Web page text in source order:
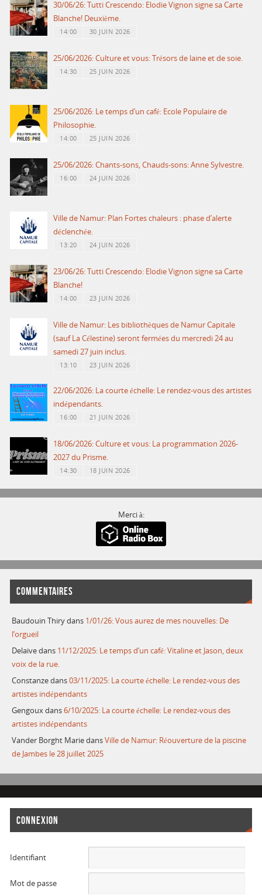
30/06/26: Tutti Crescendo: Elodie Vignon signe sa Carte
Blanche! Deuxième.
14:00 30 JUIN 2026
25/06/2026: Culture et vous: Trésors de laine et de soie.
14:30 25 JUIN 2026
25/06/2026: Le temps d’un café: Ecole Populaire de
Philosophie.
14:00 25 JUIN 2026
25/06/2026: Chants-sons, Chauds-sons: Anne Sylvestre.
16:00 24 JUIN 2026
Ville de Namur: Plan Fortes chaleurs : phase d’alerte
déclenchée.
13:20 24 JUIN 2026
23/06/26: Tutti Crescendo: Elodie Vignon signe sa Carte
Blanche!
14:00 23 JUIN 2026
Ville de Namur: Les bibliothèques de Namur Capitale
(sauf La Célestine) seront fermées du mercredi 24 au
samedi 27 juin inclus.
13:10 23 JUIN 2026
22/06/2026: La courte échelle: Le rendez-vous des artistes
indépendants.
16:00 21 JUIN 2026
18/06/2026: Culture et vous: La programmation 2026-
2027 du Prisme.
14:30 18 JUIN 2026
Merci à:
COMMENTAIRES
Baudouin Thirydans 1/01/26: Vous aurez de mes nouvelles: De
l’orgueil
Delaivedans 11/12/2025: Le temps d’un café: Vitaline et Jason, deux
voix de la rue.
Constanzedans03/11/2025: La courte échelle: Le rendez-vous des
artistes indépendants
Gengouxdans6/10/2025: La courte échelle: Le rendez-vous des
artistes indépendants
Vander Borght MariedansVille de Namur: Réouverture de la piscine
de Jambes le 28 juillet 2025
CONNEXION
Identifiant
Mot de passe